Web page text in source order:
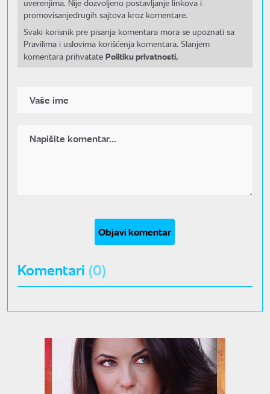
uverenjima. Nije dozvoljeno postavljanje linkova i
promovisanjedrugih sajtova kroz komentare.
Svaki korisnik pre pisanja komentara mora se upoznati sa
Pravilima i uslovima korišćenja komentara. Slanjem
komentara prihvatate Politiku privatnosti.
Objavi komentar
Komentari (0)